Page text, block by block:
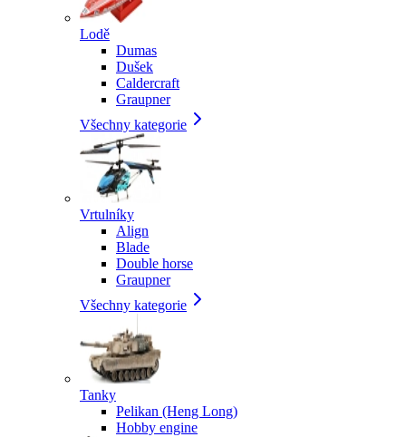
Lodě
Dumas
Dušek
Caldercraft
Graupner
Všechny kategorie
Vrtulníky
Align
Blade
Double horse
Graupner
Všechny kategorie
Tanky
Pelikan (Heng Long)
Hobby engine